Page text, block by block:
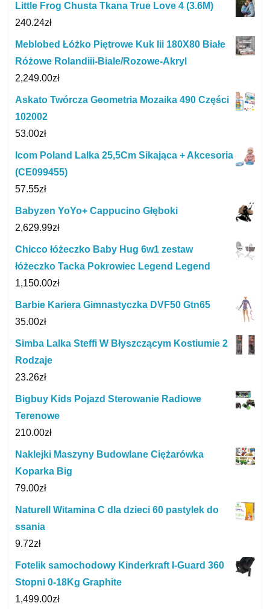
Little Frog Chusta Tkana True Love 4 (3.6M)
240.24zł
Meblobed Łóżko Piętrowe Kuk Iii 180X80 Białe
Różowe Rolandiii-Biale/Rozowe-Akryl
2,249.00zł
Askato Twórcza Geometria Mozaika 490 Części
102002
53.00zł
Icom Poland Lalka 25,5Cm Sikająca + Akcesoria
(CE099455)
57.55zł
Babyzen YoYo+ Cappucino Głęboki
2,629.99zł
Chicco łóżeczko Baby Hug 6w1 zestaw
łóżeczko Tacka Pokrowiec Legend Legend
1,150.00zł
Barbie Kariera Gimnastyczka DVF50 Gtn65
35.00zł
Simba Lalka Steffi W Błyszczącym Kostiumie 2
Rodzaje
23.26zł
Bigbuy Kids Pojazd Sterowanie Radiowe
Terenowe
210.00zł
Naklejki Maszyny Budowlane Ciężarówka
Koparka Big
79.00zł
Naturell Witamina C dla dzieci 60 pastylek do
ssania
9.72zł
Fotelik samochodowy Kinderkraft I-Guard 360
Stopni 0-18Kg Graphite
1,499.00zł